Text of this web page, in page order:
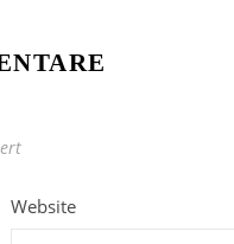
Website